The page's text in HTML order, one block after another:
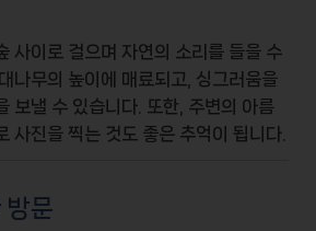
사이로 걸으며 자연의 소리를 들을 수
나무의 높이에 매료되고, 싱그러움을
보낼 수 있습니다. 또한, 주변의 아름
사진을 찍는 것도 좋은 추억이 됩니다.
방문